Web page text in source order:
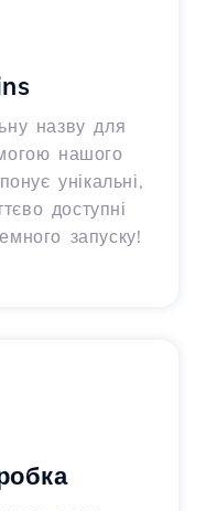
назву для
нашого
унікальні,
доступні
запуску!